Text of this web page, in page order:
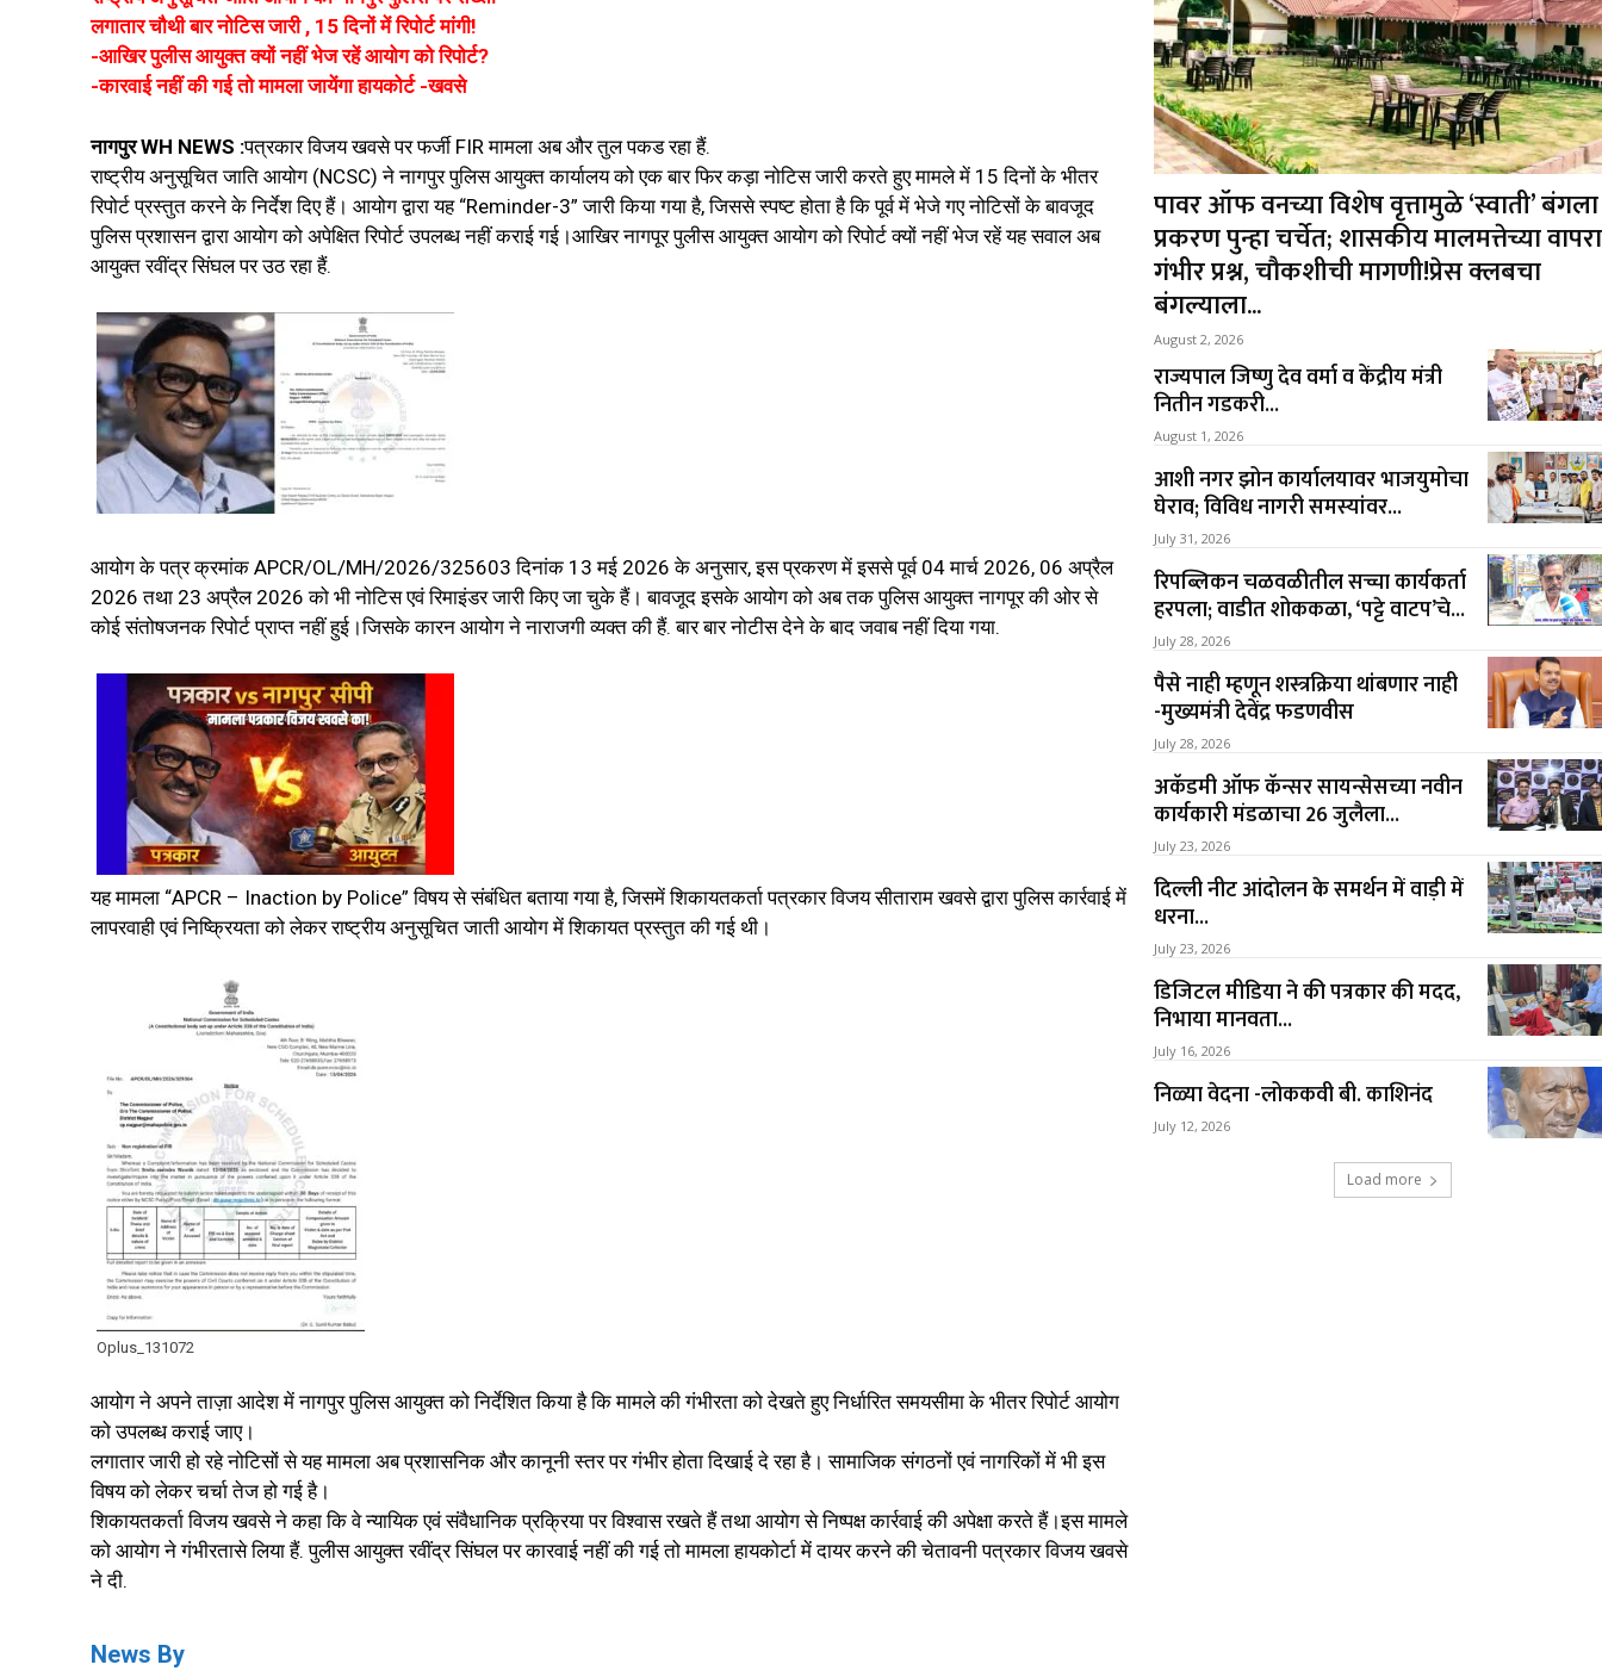
लगातार चौथी बार नोटिस जारी , 15 दिनों में रिपोर्ट मांगी!
-आखिर पुलीस आयुक्त क्यों नहीं भेज रहें आयोग को रिपोर्ट?
-कारवाई नहीं की गई तो मामला जायेंगा हायकोर्ट -खवसे
नागपुर WH NEWS :पत्रकार विजय खवसे पर फर्जी FIR मामला अब और तुल पकड रहा हैं.
राष्ट्रीय अनुसूचित जाति आयोग (NCSC) ने नागपुर पुलिस आयुक्त कार्यालय को एक बार फिर कड़ा नोटिस जारी करते हुए मामले में 15 दिनों के भीतर
रिपोर्ट प्रस्तुत करने के निर्देश दिए हैं। आयोग द्वारा यह “Reminder-3” जारी किया गया है, जिससे स्पष्ट होता है कि पूर्व में भेजे गए नोटिसों के बावजूद
पुलिस प्रशासन द्वारा आयोग को अपेक्षित रिपोर्ट उपलब्ध नहीं कराई गई।आखिर नागपूर पुलीस आयुक्त आयोग को रिपोर्ट क्यों नहीं भेज रहें यह सवाल अब
आयुक्त रवींद्र सिंघल पर उठ रहा हैं.
आयोग के पत्र क्रमांक APCR/OL/MH/2026/325603 दिनांक 13 मई 2026 के अनुसार, इस प्रकरण में इससे पूर्व 04 मार्च 2026, 06 अप्रैल
2026 तथा 23 अप्रैल 2026 को भी नोटिस एवं रिमाइंडर जारी किए जा चुके हैं। बावजूद इसके आयोग को अब तक पुलिस आयुक्त नागपूर की ओर से
कोई संतोषजनक रिपोर्ट प्राप्त नहीं हुई।जिसके कारन आयोग ने नाराजगी व्यक्त की हैं. बार बार नोटीस देने के बाद जवाब नहीं दिया गया.
यह मामला “APCR – Inaction by Police” विषय से संबंधित बताया गया है, जिसमें शिकायतकर्ता पत्रकार विजय सीताराम खवसे द्वारा पुलिस कार्रवाई में
लापरवाही एवं निष्क्रियता को लेकर राष्ट्रीय अनुसूचित जाती आयोग में शिकायत प्रस्तुत की गई थी।
Oplus_131072
आयोग ने अपने ताज़ा आदेश में नागपुर पुलिस आयुक्त को निर्देशित किया है कि मामले की गंभीरता को देखते हुए निर्धारित समयसीमा के भीतर रिपोर्ट आयोग
को उपलब्ध कराई जाए।
लगातार जारी हो रहे नोटिसों से यह मामला अब प्रशासनिक और कानूनी स्तर पर गंभीर होता दिखाई दे रहा है। सामाजिक संगठनों एवं नागरिकों में भी इस
विषय को लेकर चर्चा तेज हो गई है।
शिकायतकर्ता विजय खवसे ने कहा कि वे न्यायिक एवं संवैधानिक प्रक्रिया पर विश्वास रखते हैं तथा आयोग से निष्पक्ष कार्रवाई की अपेक्षा करते हैं।इस मामले
को आयोग ने गंभीरतासे लिया हैं. पुलीस आयुक्त रवींद्र सिंघल पर कारवाई नहीं की गई तो मामला हायकोर्टा में दायर करने की चेतावनी पत्रकार विजय खवसे
ने दी.
News By
पावर ऑफ वनच्या विशेष वृत्तामुळे ‘स्वाती’ बंगला
प्रकरण पुन्हा चर्चेत; शासकीय मालमत्तेच्या
गंभीर प्रश्न, चौकशीची मागणी!प्रेस क्लबचा
बंगल्याला...
August 2, 2026
राज्यपाल जिष्णु देव वर्मा व केंद्रीय मंत्री
नितीन गडकरी...
August 1, 2026
आशी नगर झोन कार्यालयावर भाजयुमोचा
घेराव; विविध नागरी समस्यांवर...
July 31, 2026
रिपब्लिकन चळवळीतील सच्चा कार्यकर्ता
हरपला; वाडीत शोककळा, ‘पट्टे वाटप’चे...
July 28, 2026
पैसे नाही म्हणून शस्त्रक्रिया थांबणार नाही
-मुख्यमंत्री देवेंद्र फडणवीस
July 28, 2026
अकॅडमी ऑफ कॅन्सर सायन्सेसच्या नवीन
कार्यकारी मंडळाचा 26 जुलैला...
July 23, 2026
दिल्ली नीट आंदोलन के समर्थन में वाड़ी में
धरना...
July 23, 2026
डिजिटल मीडिया ने की पत्रकार की मदद,
निभाया मानवता...
July 16, 2026
निळ्या वेदना -लोककवी बी. काशिनंद
July 12, 2026
Load more